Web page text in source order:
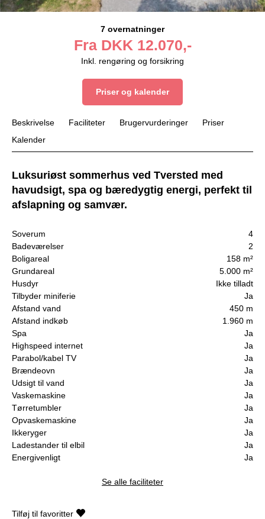
7 overnatninger
Fra DKK 12.070,-
Inkl. rengøring og forsikring
Priser og kalender
Beskrivelse Faciliteter Brugervurderinger
Priser
Kalender
Luksuriøst sommerhus ved Tversted med
havudsigt, spa og bæredygtig energi, perfekt til
afslapning og samvær.
Soverum
4
Badeværelser
2
Boligareal
158 m²
Grundareal
5.000 m²
Husdyr
Ikke tilladt
Tilbyder miniferie
Ja
Afstand vand
450 m
Afstand indkøb
1.960 m
Spa
Ja
Highspeed internet
Ja
Parabol/kabel TV
Ja
Brændeovn
Ja
Udsigt til vand
Ja
Vaskemaskine
Ja
Tørretumbler
Ja
Opvaskemaskine
Ja
Ikkeryger
Ja
Ladestander til elbil
Ja
Energivenligt
Ja
Se alle faciliteter
Tilføj til favoritter